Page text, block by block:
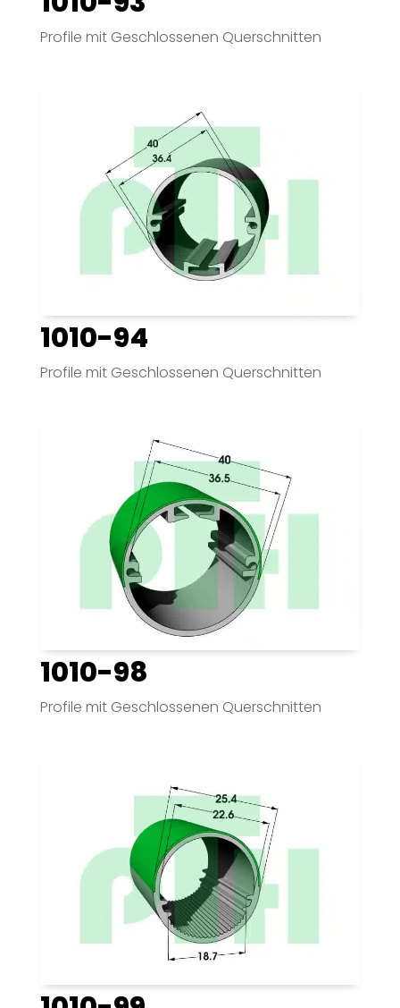
Profile mit Geschlossenen Querschnitten
1010-94
Profile mit Geschlossenen Querschnitten
1010-98
Profile mit Geschlossenen Querschnitten